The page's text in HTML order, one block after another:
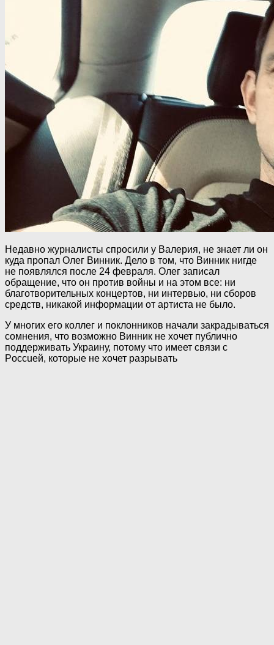
Недавно журналисты спросили у Валерия, не знает ли он
куда пропал Олег Винник. Дело в том, что Винник нигде
не появлялся после 24 февраля. Олег записал
обращение, что он против вoйны и на этом все: ни
благотворительных концертов, ни интервью, ни сборов
средств, никакой информации от артиста не было.
У многих его коллег и поклонников начали закрадываться
сомнения, что возможно Винник не хочет публично
поддерживать Украину, потому что имеет связи с
Poccuей, которые не хочет разрывать